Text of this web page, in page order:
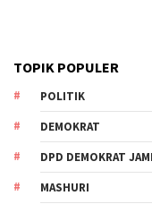
TOPIK POPULER
POLITIK
DEMOKRAT
DPD DEMOKRAT
MASHURI